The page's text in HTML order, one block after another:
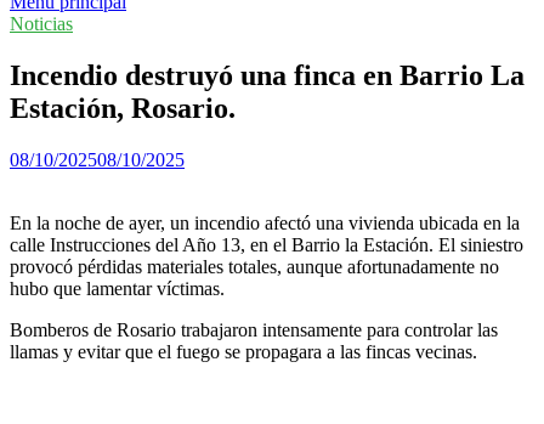
Noticias
Incendio destruyó una finca en Barrio La
Estación, Rosario.
08/10/202508/10/2025
En la noche de ayer, un incendio afectó una vivienda ubicada en la
calle Instrucciones del Año 13, en el Barrio la Estación. El siniestro
provocó pérdidas materiales totales, aunque afortunadamente no
hubo que lamentar víctimas.
Bomberos de Rosario trabajaron intensamente para controlar las
llamas y evitar que el fuego se propagara a las fincas vecinas.